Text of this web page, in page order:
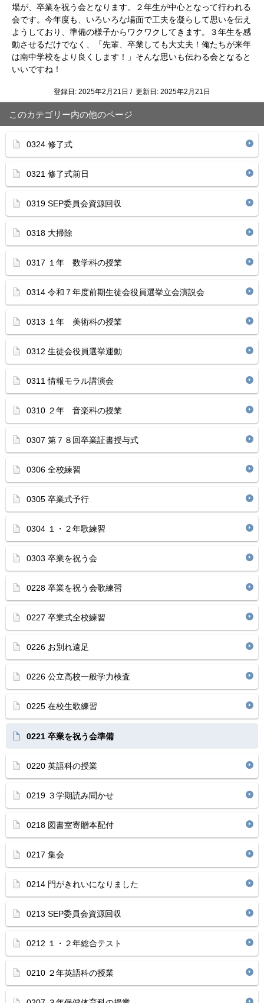
場が、卒業を祝う会となります。２年生が中心となって行われる
会です。今年度も、いろいろな場面で工夫を凝らして思いを伝え
ようしており、準備の様子からワクワクしてきます。３年生を感
動させるだけでなく、「先輩、卒業しても大丈夫！俺たちが来年
は南中学校をより良くします！」そんな思いも伝わる会となると
いいですね！
登録日: 2025年2月21日 / 更新日: 2025年2月21日
このカテゴリー内の他のページ
0324 修了式
0321 修了式前日
0319 SEP委員会資源回収
0318 大掃除
0317 １年 数学科の授業
0314 令和７年度前期生徒会役員選挙立会演説会
0313 １年 美術科の授業
0312 生徒会役員選挙運動
0311 情報モラル講演会
0310 ２年 音楽科の授業
0307 第７８回卒業証書授与式
0306 全校練習
0305 卒業式予行
0304 １・２年歌練習
0303 卒業を祝う会
0228 卒業を祝う会歌練習
0227 卒業式全校練習
0226 お別れ遠足
0226 公立高校一般学力検査
0225 在校生歌練習
0221 卒業を祝う会準備
0220 英語科の授業
0219 ３学期読み聞かせ
0218 図書室寄贈本配付
0217 集会
0214 門がきれいになりました
0213 SEP委員会資源回収
0212 １・２年総合テスト
0210 ２年英語科の授業